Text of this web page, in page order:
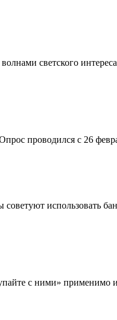
светского
проводился с 26
использовать
с ними» применимо